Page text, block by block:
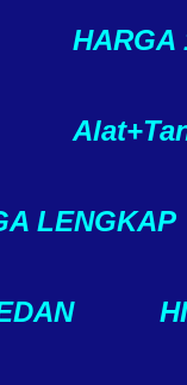
HARGA
LENGKAP